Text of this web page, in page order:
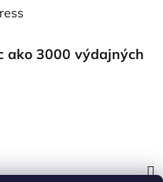
ako 3000 výdajných